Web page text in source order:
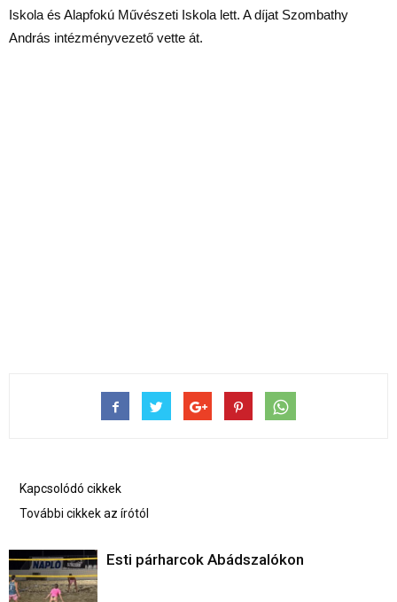
Iskola és Alapfokú Művészeti Iskola lett. A díjat Szombathy
András intézményvezető vette át.
Kapcsolódó cikkek
További cikkek az írótól
Esti párharcok Abádszalókon